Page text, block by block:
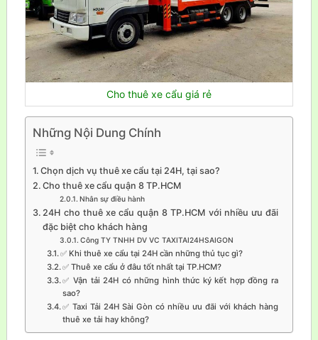
Cho thuê xe cẩu giá rẻ
Những Nội Dung Chính
Chọn dịch vụ thuê xe cẩu tại 24H, tại sao?
Cho thuê xe cẩu quận 8 TP.HCM
Nhân sự điều hành
24H cho thuê xe cẩu quận 8 TP.HCM với nhiều ưu đãi
đặc biệt cho khách hàng
Công TY TNHH DV VC TAXITAI24HSAIGON
✅ Khi thuê xe cẩu tại 24H cần những thủ tục gì?
✅ Thuê xe cẩu ở đâu tốt nhất tại TP.HCM?
✅ Vận tải 24H có những hình thức ký kết hợp đồng ra
sao?
✅ Taxi Tải 24H Sài Gòn có nhiều ưu đãi với khách hàng
thuê xe tải hay không?